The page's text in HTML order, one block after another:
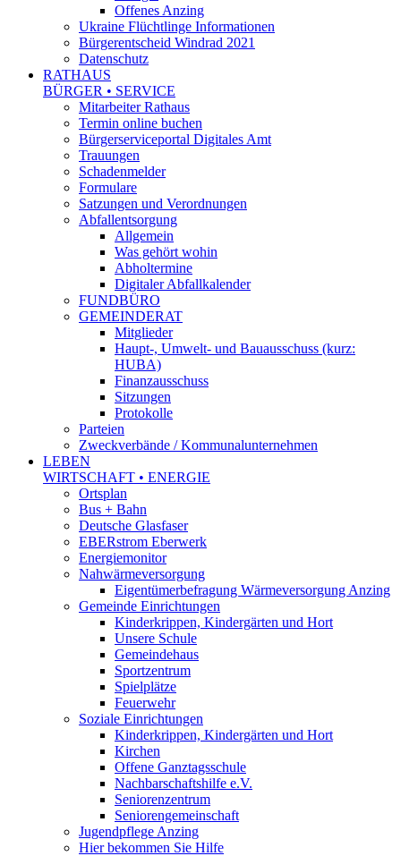
Offenes Anzing
Ukraine Flüchtlinge Informationen
Bürgerentscheid Windrad 2021
Datenschutz
RATHAUS
BÜRGER • SERVICE
Mitarbeiter Rathaus
Termin online buchen
Bürgerserviceportal Digitales Amt
Trauungen
Schadenmelder
Formulare
Satzungen und Verordnungen
Abfallentsorgung
Allgemein
Was gehört wohin
Abholtermine
Digitaler Abfallkalender
FUNDBÜRO
GEMEINDERAT
Mitglieder
Haupt-, Umwelt- und Bauausschuss (kurz:
HUBA)
Finanzausschuss
Sitzungen
Protokolle
Parteien
Zweckverbände / Kommunalunternehmen
LEBEN
WIRTSCHAFT • ENERGIE
Ortsplan
Bus + Bahn
Deutsche Glasfaser
EBERstrom Eberwerk
Energiemonitor
Nahwärmeversorgung
Eigentümerbefragung Wärmeversorgung Anzing
Gemeinde Einrichtungen
Kinderkrippen, Kindergärten und Hort
Unsere Schule
Gemeindehaus
Sportzentrum
Spielplätze
Feuerwehr
Soziale Einrichtungen
Kinderkrippen, Kindergärten und Hort
Kirchen
Offene Ganztagsschule
Nachbarschaftshilfe e.V.
Seniorenzentrum
Seniorengemeinschaft
Jugendpflege Anzing
Hier bekommen Sie Hilfe